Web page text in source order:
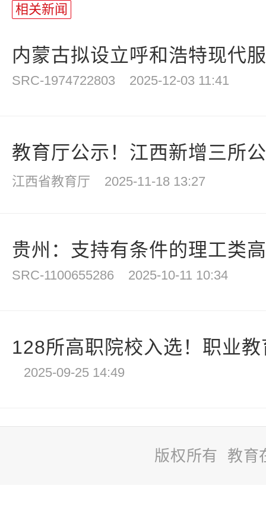
相关新闻
内蒙古拟设立呼和浩特现代
SRC-1974722803 2025-12-03 11:41
教育厅公示！江西新增三所
江西省教育厅 2025-11-18 13:27
贵州：支持有条件的理工类
SRC-1100655286 2025-10-11 10:34
128所高职院校入选！职业
2025-09-25 14:49
版权所有 教育